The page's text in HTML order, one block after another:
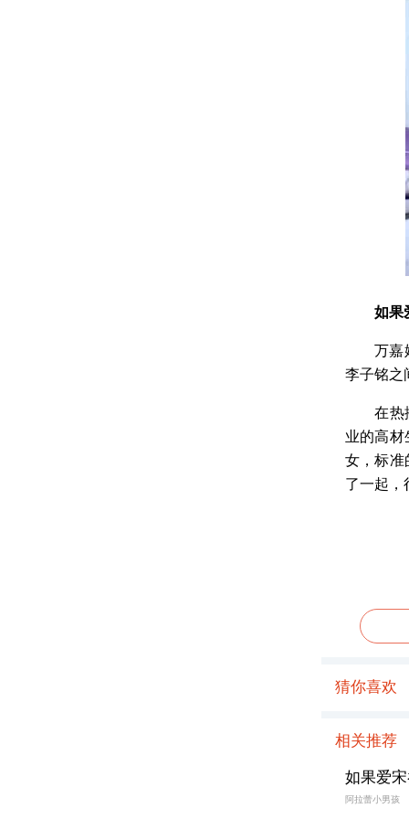
如果
万嘉妮
李子铭之
在热播
业的高
女，标
了一起，
猜你喜欢
相关推荐
如果爱
阿拉蕾小男孩